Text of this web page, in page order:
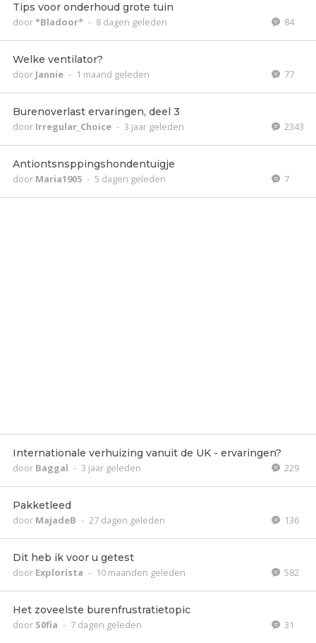
Tips voor onderhoud grote tuin
door*Bladoor* - 8 dagen geleden 84
Welke ventilator?
door Jannie - 1 maand geleden 77
Burenoverlast ervaringen, deel 3
door Irregular_Choice - 3 jaar geleden 2343
Antiontsnsppingshondentuigje
door Maria1905 - 5 dagen geleden 7
Internationale verhuizing vanuit de UK - ervaringen?
door Baggal - 3 jaar geleden 229
Pakketleed
door MajadeB - 27 dagen geleden 136
Dit heb ik voor u getest
door Explorista - 10 maanden geleden 582
Het zoveelste burenfrustratietopic
door S0fia - 7 dagen geleden 31